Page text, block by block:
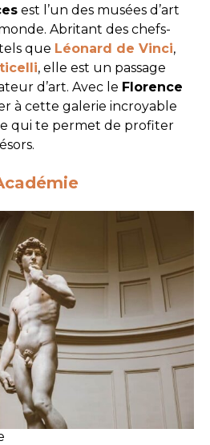
est l’un des musées d’art
Abritant des chefs-
que Léonard de Vinci,
, elle est un passage
d’art. Avec le Florence
à cette galerie incroyable
qui te permet de profiter